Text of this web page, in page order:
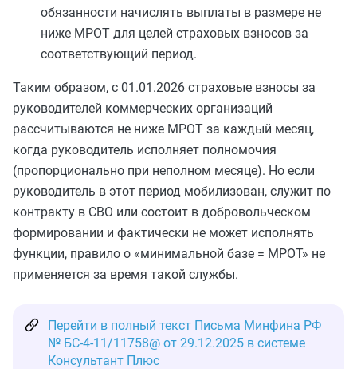
обязанности начислять выплаты в размере не
ниже МРОТ для целей страховых взносов за
соответствующий период.
Таким образом, с 01.01.2026 страховые взносы за
руководителей коммерческих организаций
рассчитываются не ниже МРОТ за каждый месяц,
когда руководитель исполняет полномочия
(пропорционально при неполном месяце). Но если
руководитель в этот период мобилизован, служит по
контракту в СВО или состоит в добровольческом
формировании и фактически не может исполнять
функции, правило о «минимальной базе = МРОТ» не
применяется за время такой службы.
Перейти в полный текст Письма Минфина РФ
№ БС-4-11/11758@ от 29.12.2025 в системе
Консультант Плюс